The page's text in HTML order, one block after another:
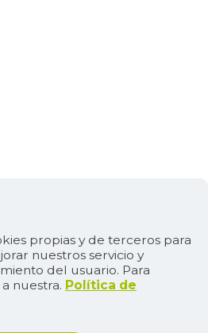
propias y de terceros para
nuestros servicio y
del usuario. Para
nuestra. Política de